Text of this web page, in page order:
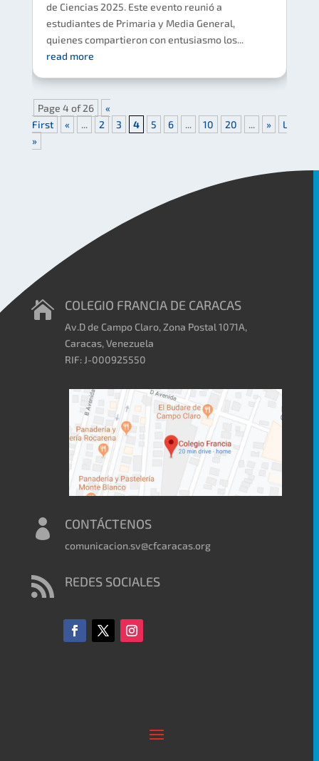
de Ciencias 2025. Este evento reunió a
estudiantes de Primaria y Media General,
quienes compartieron con entusiasmo los...
read more
Page 4 of 26
«
First
« ... 2 3 4 5 6 ... 10 20 ... »
Last
»
 COLEGIO FRANCIA DE CARACAS
Av.D de Campo Claro, Zona Postal 1071A,
Caracas, Venezuela
RIF: J-000925550
 CONTÁCTENOS
comunicacion.sv@cfcaracas.org
 REDES SOCIALES